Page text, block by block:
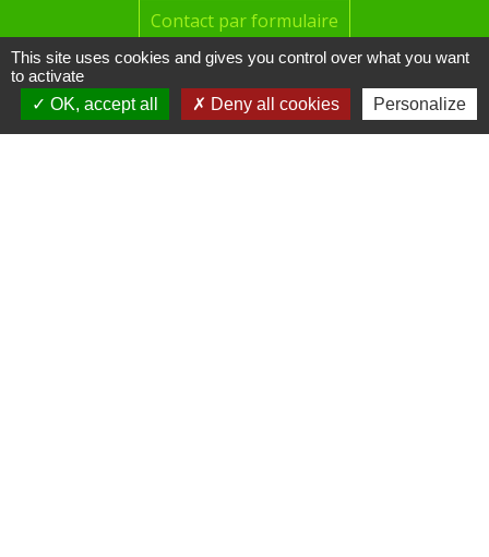
Contact par formulaire
le mardi de 16h00 à 18h00
le jeudi de 16h00 à 17h00
This site uses cookies and gives you control over what you want
to activate
OK, accept all
Deny all cookies Personalize